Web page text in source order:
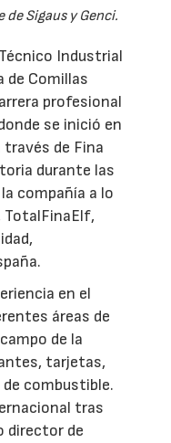
Sigaus y Genci.
Industrial
de Comillas
profesional
se inició en
de Fina
durante las
compañía a lo
TotalFinaElf,
en el
áreas de
de la
tarjetas,
combustible.
tras
director de